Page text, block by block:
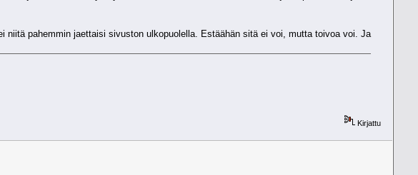
pahemmin jaettaisi sivuston ulkopuolella. Estäähän sitä ei voi, mutta toivoa voi. Ja
Kirjattu